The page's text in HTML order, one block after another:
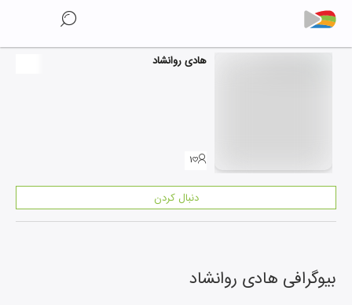
هادی روانشاد
۱
دنبال کردن
بیوگرافی هادی روانشاد